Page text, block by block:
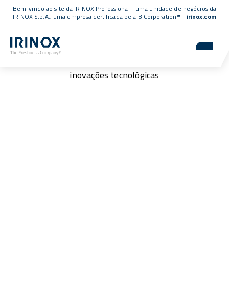
Bem-vindo ao site da IRINOX Professional - uma unidade de negócios da
IRINOX S.p.A., uma empresa certificada pela B Corporation™ - irinox.com
inovações tecnológicas